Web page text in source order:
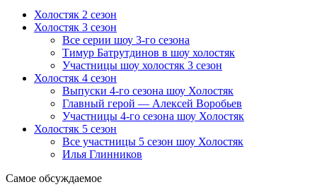
Холостяк 2 сезон
Холостяк 3 сезон
Все серии шоу 3-го сезона
Тимур Батрутдинов в шоу холостяк
Участницы шоу холостяк 3 сезон
Холостяк 4 сезон
Выпуски 4-го сезона шоу Холостяк
Главный герой — Алексей Воробьев
Участницы 4-го сезона шоу Холостяк
Холостяк 5 сезон
Все участницы 5 сезон шоу Холостяк
Илья Глинников
Самое обсуждаемое